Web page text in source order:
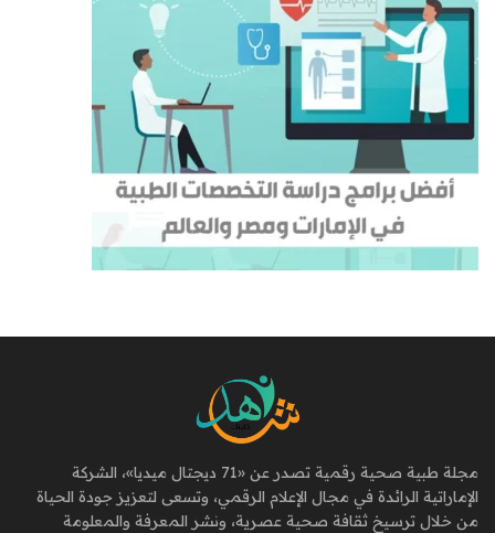
مجلة طبية صحية رقمية تصدر عن «71 ديجتال ميديا»، الشركة
الإماراتية الرائدة في مجال الإعلام الرقمي، وتسعى لتعزيز جودة الحياة
من خلال ترسيخ ثقافة صحية عصرية، ونشر المعرفة والمعلومة